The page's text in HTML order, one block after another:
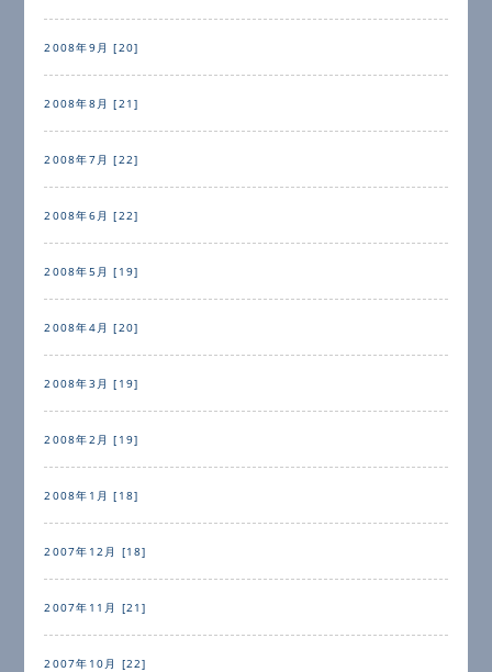
2008年9月 [20]
2008年8月 [21]
2008年7月 [22]
2008年6月 [22]
2008年5月 [19]
2008年4月 [20]
2008年3月 [19]
2008年2月 [19]
2008年1月 [18]
2007年12月 [18]
2007年11月 [21]
2007年10月 [22]